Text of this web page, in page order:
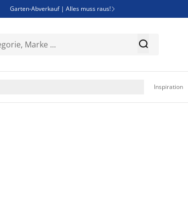
Garten-Abverkauf | Alles muss raus! 
Bist du Unternehmer? Entdecke JYSK-B2B 
Inspiration